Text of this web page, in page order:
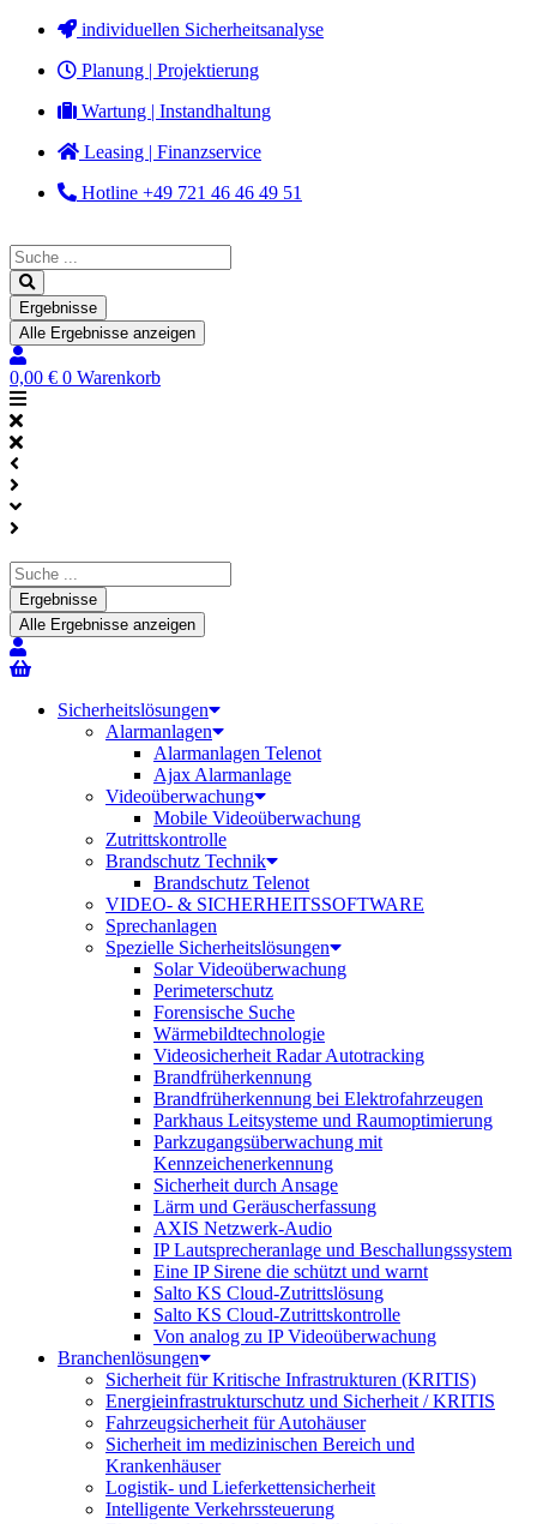
Zum
springen
individuellen Sicherheitsanalyse
Planung | Projektierung
Wartung | Instandhaltung
Leasing | Finanzservice
Hotline +49 721 46 46 49 51
Search
...
Ergebnisse
Alle Ergebnisse anzeigen
0,00 € 0 Warenkorb
Search
...Ergebnisse
Alle Ergebnisse anzeigen
Sicherheitslösungen
Alarmanlagen
Alarmanlagen Telenot
Ajax Alarmanlage
Videoüberwachung
Mobile Videoüberwachung
Zutrittskontrolle
Brandschutz Technik
Brandschutz Telenot
VIDEO- & SICHERHEITSSOFTWARE
Sprechanlagen
Spezielle Sicherheitslösungen
Solar Videoüberwachung
Perimeterschutz
Forensische Suche
Wärmebildtechnologie
Videosicherheit Radar Autotracking​
Brandfrüherkennung
Brandfrüherkennung bei Elektrofahrzeugen
Parkhaus Leitsysteme und Raumoptimierung
Parkzugangsüberwachung mit
Kennzeichenerkennung
Sicherheit durch Ansage
Lärm und Geräuscherfassung
AXIS Netzwerk-Audio
IP Lautsprecheranlage und Beschallungssystem
Eine IP Sirene die schützt und warnt
Salto KS Cloud-Zutrittslösung
Salto KS Cloud-Zutrittskontrolle
Von analog zu IP Videoüberwachung
Branchenlösungen
Sicherheit für Kritische Infrastrukturen (KRITIS)
Energieinfrastrukturschutz und Sicherheit / KRITIS
Fahrzeugsicherheit für Autohäuser
Sicherheit im medizinischen Bereich und
Krankenhäuser
Logistik- und Lieferkettensicherheit
Intelligente Verkehrssteuerung